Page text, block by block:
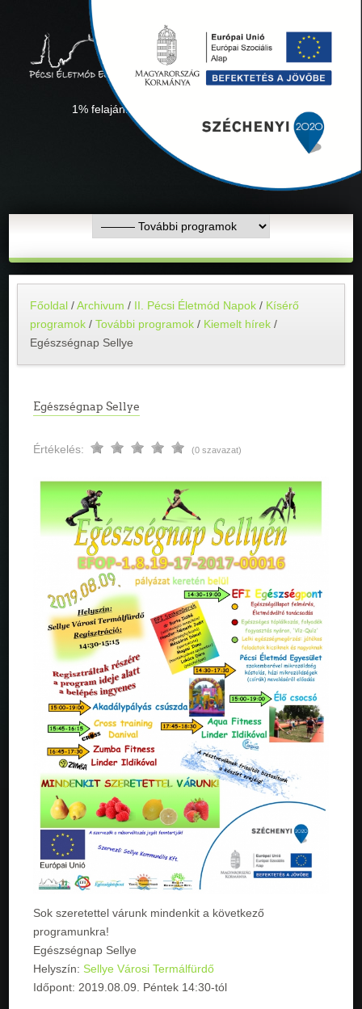
1% felajánlás "Együtt minden sikerül" Adószámunk:
18311927-1-02
Főoldal /Archivum / II. Pécsi Életmód Napok / Kísérő
programok /További programok / Kiemelt hírek /
Egészségnap Sellye
Egészségnap Sellye
Értékelés: (0 szavazat)
Sok szeretettel várunk mindenkit a következő
programunkra!
Egészségnap Sellye
Helyszín: Sellye Városi Termálfürdő
Időpont: 2019.08.09. Péntek 14:30-tól